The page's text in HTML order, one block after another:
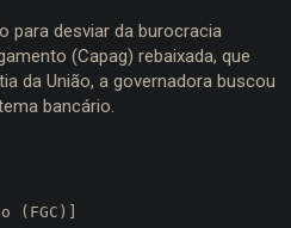
para desviar da burocracia
(Capag) rebaixada, que
da União, a governadora buscou
bancário.
(FGC)]